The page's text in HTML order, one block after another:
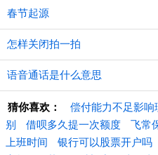
春节起源
怎样关闭拍一拍
语音通话是什么意思
猜你喜欢： 偿付能力不足影响
别
借呗多久提一次额度 飞常
上班时间
银行可以股票开户吗